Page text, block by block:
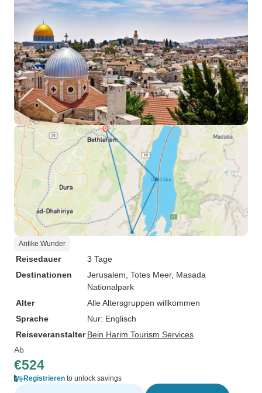
Antike Wunder
Reisedauer
3 Tage
Destinationen
Jerusalem , Totes Meer, Masada
Nationalpark
Alter
Alle Altersgruppen willkommen
Sprache
Nur: Englisch
Reiseveranstalter Bein Harim Tourism Services
Ab
€524
Registrieren to unlock savings